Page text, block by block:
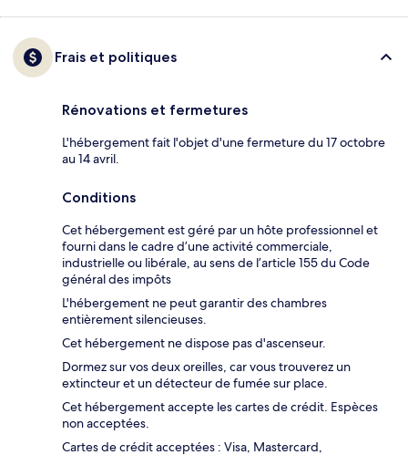
Frais et politiques
Rénovations et fermetures
L'hébergement fait l'objet d'une fermeture du 17 octobre
au 14 avril.
Conditions
Cet hébergement est géré par un hôte professionnel et
fourni dans le cadre d’une activité commerciale,
industrielle ou libérale, au sens de l’article 155 du Code
général des impôts
L'hébergement ne peut garantir des chambres
entièrement silencieuses.
Cet hébergement ne dispose pas d'ascenseur.
Dormez sur vos deux oreilles, car vous trouverez un
extincteur et un détecteur de fumée sur place.
Cet hébergement accepte les cartes de crédit. Espèces
non acceptées.
Cartes de crédit acceptées : Visa, Mastercard,